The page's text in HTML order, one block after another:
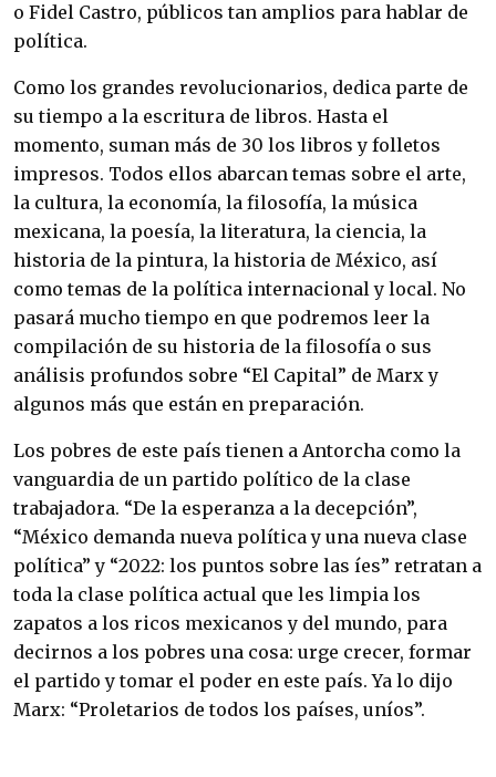
o Fidel Castro, públicos tan amplios para hablar de
política.
Como los grandes revolucionarios, dedica parte de
su tiempo a la escritura de libros. Hasta el
momento, suman más de 30 los libros y folletos
impresos. Todos ellos abarcan temas sobre el arte,
la cultura, la economía, la filosofía, la música
mexicana, la poesía, la literatura, la ciencia, la
historia de la pintura, la historia de México, así
como temas de la política internacional y local. No
pasará mucho tiempo en que podremos leer la
compilación de su historia de la filosofía o sus
análisis profundos sobre “El Capital” de Marx y
algunos más que están en preparación.
Los pobres de este país tienen a Antorcha como la
vanguardia de un partido político de la clase
trabajadora. “De la esperanza a la decepción”,
“México demanda nueva política y una nueva clase
política” y “2022: los puntos sobre las íes” retratan a
toda la clase política actual que les limpia los
zapatos a los ricos mexicanos y del mundo, para
decirnos a los pobres una cosa: urge crecer, formar
el partido y tomar el poder en este país. Ya lo dijo
Marx: “Proletarios de todos los países, uníos”.